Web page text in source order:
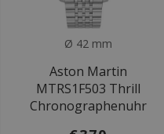
Ø 42 mm
Aston Martin
MTRS1F503 Thrill
Chronographenuhr